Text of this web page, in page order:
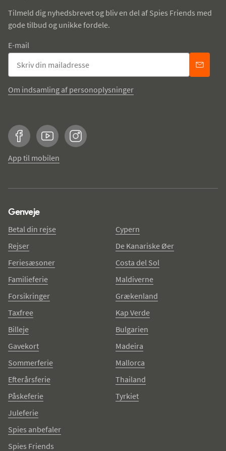
Tilmeld dig nyhedsbrevet og bliv en del af Spies Friends med
gode tilbud og unikke fordele.
E-mail
Om indsamling af personoplysninger
FacebookYouTubeInstagram
App til mobilen
Genveje
Betal din rejse
Rejser
Feriesæsoner
Familieferie
Forsikringer
Taxfree
Billeje
Gavekort
Sommerferie
Efterårsferie
Påskeferie
Juleferie
Spies anbefaler
Spies Friends
Cypern
De Kanariske Øer
Costa del Sol
Maldiverne
Grækenland
Kap Verde
Bulgarien
Madeira
Mallorca
Thailand
Tyrkiet